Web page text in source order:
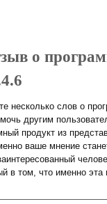
о
несколько слов о
другим
продукт из
ваше мнение
в том, что именно эта